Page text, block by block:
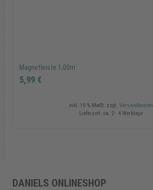
Magnetleiste 1,00m
5,99 €
5,99 €
inkl. 19 % MwSt. zzgl. Versandkosten
Lieferzeit: ca. 2 - 4 Werktage
DANIELS ONLINESHOP